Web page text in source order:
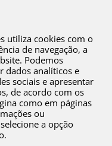
e Infrações Conexas
utiliza cookies com o
de navegação, a
Podemos
dados analíticos e
sociais e apresentar
de acordo com os
como em páginas
ou
a opção